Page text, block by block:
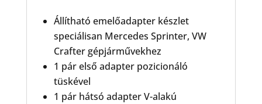
Állítható emelőadapter készlet
speciálisan Mercedes Sprinter, VW
Crafter gépjárművekhez
1 pár első adapter pozicionáló
tüskével
1 pár hátsó adapter V-alakú